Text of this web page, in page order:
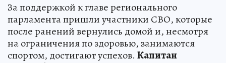
За поддержкой к главе регионального
парламента пришли участники СВО, которые
после ранений вернулись домой и, несмотря
на ограничения по здоровью, занимаются
спортом, достигают успехов. Капитан